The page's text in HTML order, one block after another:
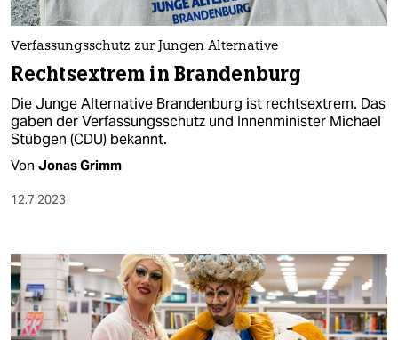
Verfassungsschutz zur Jungen Alternative
Rechtsextrem in Brandenburg
Die Junge Alternative Brandenburg ist rechtsextrem. Das
gaben der Verfassungsschutz und Innenminister Michael
Stübgen (CDU) bekannt.
Von Jonas Grimm
12.7.2023